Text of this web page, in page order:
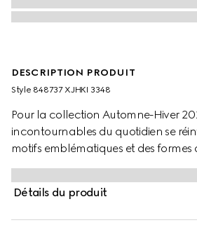
DESCRIPTION PRODUIT
Style ‎848737 XJHKI 3348
Pour la collection Automne-Hiver
incontournables du quotidien se
motifs emblématiques et des formes
shirt à col ras du cou présente une
logo GG embossé sur le devant.
Détails du produit